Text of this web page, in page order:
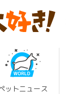
ットニュース